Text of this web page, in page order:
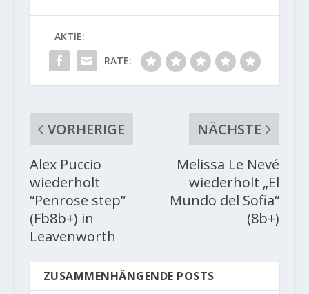
AKTIE:
RATE:
VORHERIGE
Alex Puccio
wiederholt
“Penrose step”
(Fb8b+) in
Leavenworth
NÄCHSTE
Melissa Le Nevé
wiederholt „El
Mundo del Sofia“
(8b+)
ZUSAMMENHÄNGENDE POSTS